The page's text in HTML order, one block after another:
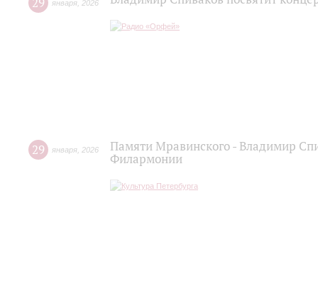
января 2026
29 января 2026
Памяти Мравинского - Владимир
Филармонии